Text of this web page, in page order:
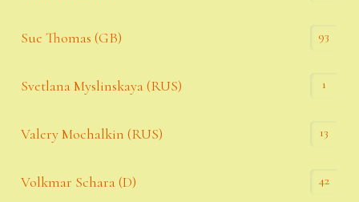
Sue Thomas (GB) 93
Svetlana Myslinskaya (RUS) 1
Valery Mochalkin (RUS) 13
Volkmar Schara (D) 42